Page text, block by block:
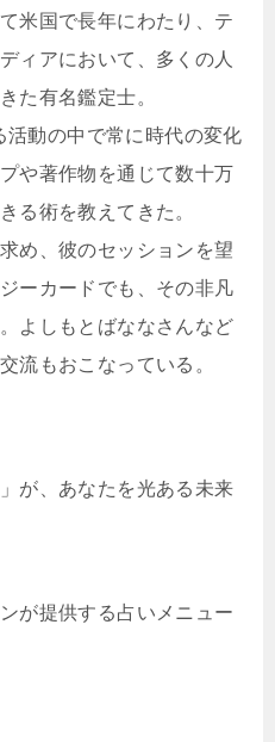
米国で長年にわたり、テ
ィアにおいて、多くの人
た有名鑑定士。
動の中で常に時代の変化
や著作物を通じて数十万
る術を教えてきた。
め、彼のセッションを望
ーカードでも、その非凡
よしもとばななさんなど
流もおこなっている。
が、あなたを光ある未来
が提供する占いメニュー